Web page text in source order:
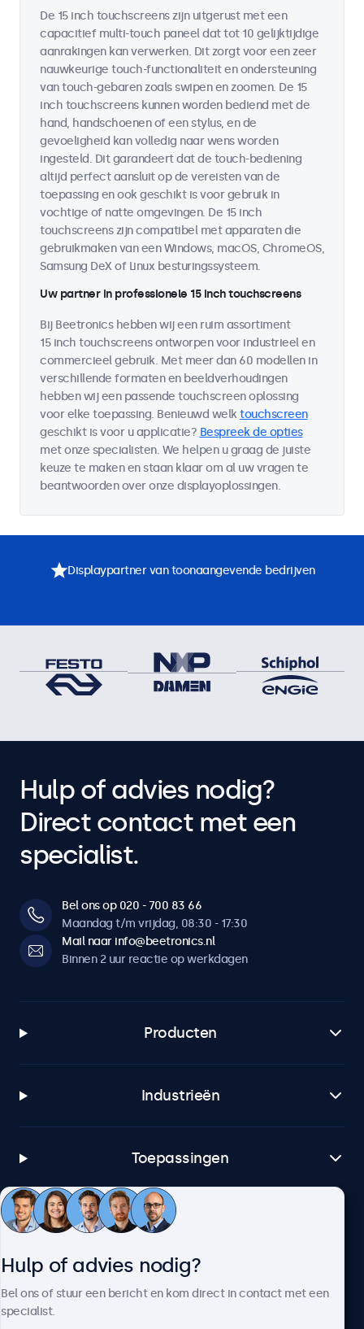
De 15 inch touchscreens zijn uitgerust met een
capacitief multi-touch paneel dat tot 10 gelijktijdige
aanrakingen kan verwerken. Dit zorgt voor een zeer
nauwkeurige touch-functionaliteit en ondersteuning
van touch-gebaren zoals swipen en zoomen. De 15
inch touchscreens kunnen worden bediend met de
hand, handschoenen of een stylus, en de
gevoeligheid kan volledig naar wens worden
ingesteld. Dit garandeert dat de touch-bediening
altijd perfect aansluit op de vereisten van de
toepassing en ook geschikt is voor gebruik in
vochtige of natte omgevingen. De 15 inch
touchscreens zijn compatibel met apparaten die
gebruikmaken van een Windows, macOS, ChromeOS,
Samsung DeX of Linux besturingssysteem.
Uw partner in professionele 15 inch touchscreens
Bij Beetronics hebben wij een ruim assortiment
15 inch touchscreens ontworpen voor industrieel en
commercieel gebruik. Met meer dan 60 modellen in
verschillende formaten en beeldverhoudingen
hebben wij een passende touchscreen oplossing
voor elke toepassing. Benieuwd welktouchscreen
geschikt is voor u applicatie? Bespreek de opties
met onze specialisten. We helpen u graag de juiste
keuze te maken en staan klaar om al uw vragen te
beantwoorden over onze displayoplossingen.
Displaypartner van toonaangevende bedrijven
Hulp of advies nodig?
Direct contact met een
specialist.
Bel ons op 020 - 700 83 66
Maandag t/m vrijdag, 08:30 - 17:30
Mail naar info@beetronics.nl
Binnen 2 uur reactie op werkdagen
Producten
Industrieën
Toepassingen
Klantenservice
Hulp of advies nodig?
Bel ons of stuur een bericht en kom direct in contact met een
specialist.